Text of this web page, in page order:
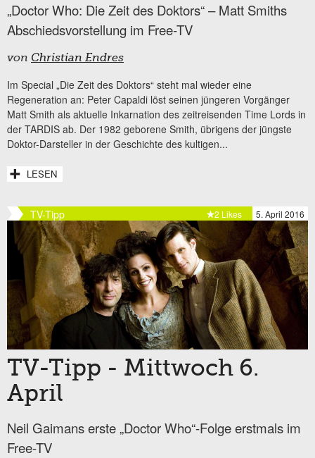
„Doctor Who: Die Zeit des Doktors“ – Matt Smiths
Abschiedsvorstellung im Free-TV
von Christian Endres
Im Special „Die Zeit des Doktors“ steht mal wieder eine
Regeneration an: Peter Capaldi löst seinen jüngeren Vorgänger
Matt Smith als aktuelle Inkarnation des zeitreisenden Time Lords in
der TARDIS ab. Der 1982 geborene Smith, übrigens der jüngste
Doktor-Darsteller in der Geschichte des kultigen...
LESEN
TV-Tipp 5. April 2016
2 Likes
TV-Tipp - Mittwoch 6.
April
Neil Gaimans erste „Doctor Who“-Folge erstmals im
Free-TV